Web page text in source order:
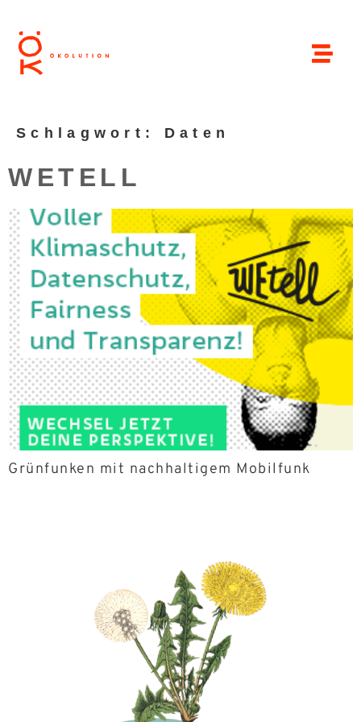
Schlagwort: Daten
WETELL
Grünfunken mit nachhaltigem Mobilfunk